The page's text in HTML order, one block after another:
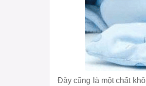
Đây cũng là một chất